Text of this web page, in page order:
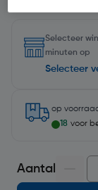
Selecteer
minuten op
Selecteer
op
18 voor
Aantal